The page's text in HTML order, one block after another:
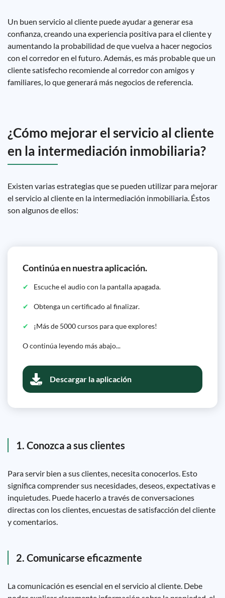
Un buen servicio al cliente puede ayudar a generar esa
confianza, creando una experiencia positiva para el cliente y
aumentando la probabilidad de que vuelva a hacer negocios
con el corredor en el futuro. Además, es más probable que un
cliente satisfecho recomiende al corredor con amigos y
familiares, lo que generará más negocios de referencia.
¿Cómo mejorar el servicio al cliente
en la intermediación inmobiliaria?
Existen varias estrategias que se pueden utilizar para mejorar
el servicio al cliente en la intermediación inmobiliaria. Éstos
son algunos de ellos:
Continúa en nuestra aplicación.
Escuche el audio con la pantalla apagada.
Obtenga un certificado al finalizar.
¡Más de 5000 cursos para que explores!
O continúa leyendo más abajo...
Descargar la aplicación
1. Conozca a sus clientes
Para servir bien a sus clientes, necesita conocerlos. Esto
significa comprender sus necesidades, deseos, expectativas e
inquietudes. Puede hacerlo a través de conversaciones
directas con los clientes, encuestas de satisfacción del cliente
y comentarios.
2. Comunicarse eficazmente
La comunicación es esencial en el servicio al cliente. Debe